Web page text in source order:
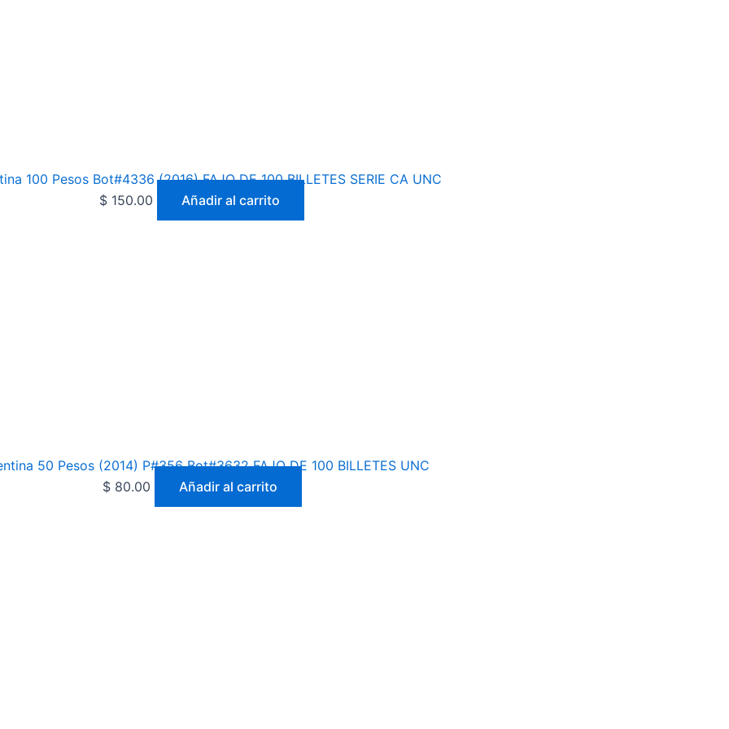
100 Pesos Bot#4336 (2016) FAJO DE 100 BILLETES SERIE CA UNC
$ 150.00 Añadir al carrito
50 Pesos (2014) P#356 Bot#3632 FAJO DE 100 BILLETES UNC
$80.00 Añadir al carrito